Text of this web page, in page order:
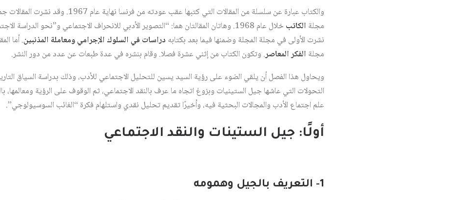
والكتاب عبارة عن سلسلة من المقالات التي كتبها عقب عودته
مجلة الكاتب
خلال عام 1968. وهاتان المقالتان هما: “التصوير الأدبي للانحراف الاجتماعي و”نحو الدراسة
نشرت الأولى في مجلة المجلة وضمنها فيما بعد بكتابه دراسات في السلوك الإجرامي ومعاملة المذنبين. أما
مجلة الفكر المعاصر. وتكون الكتاب من إثني عشرة فصلا. وقام بنشره في عدة طبعات عن عدد من دور النشر.
ويحاول هذا الفصل أن يلقي الضوء على رؤية السيد يسين للتحليل الاجتماعي للأدب، وذلك بدراسة السياق
التحولات التي عاشها جيل الستينيات وبزوغ اتجاه ما عرف بالنقد الاجتماعي، ثم الوقوف على الرؤية ومعالمها،
علم اجتماع الأدب والمجالات البحثية فيه، وأخيرًا تقديم تحليل نقدي واستلهام فكرة “الغائب السوسيولوجي”.
أولًا: جيل الستينات والنقد الاجتماعي
1- التعريف بالجيل وهمومه